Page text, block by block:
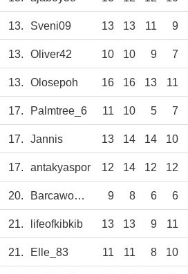
13. Sveni09 13 13 11 9
13. Oliver42 10 10 9 7
13. Olosepoh 16 16 13 11
17. Palmtree_6 11 10 5 7
17. Jannis 13 14 14 10
17. antakyaspor 12 14 12 12
20. Barcawomen 9 8 6 6
21. lifeofkibkib 13 13 9 11
21. Elle_83 11 11 8 10